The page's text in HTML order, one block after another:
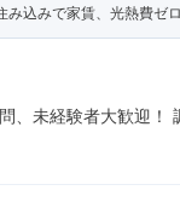
み込みで家賃、光熱費ゼ
、未経験者大歓迎！